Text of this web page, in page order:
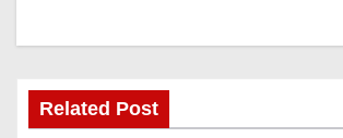
Related Post